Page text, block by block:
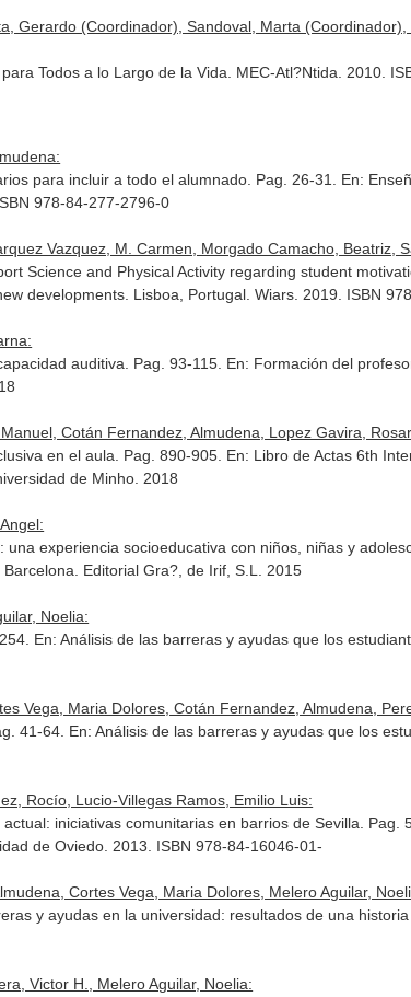
Gerardo (Coordinador), Sandoval, Marta
Todos a lo Largo de la Vida. MEC-Atl?Ntida. 2010.
para incluir a todo el alumnado. Pag. 26-31. En:
978-84-277-2796-0
Vazquez, M. Carmen, Morgado Camacho, Beatriz,
Science and Physical Activity regarding student
developments . Lisboa, Portugal. Wiars. 2019. ISBN
auditiva. Pag. 93-115. En: Formación del
Cotán Fernandez, Almudena, Lopez Gavira,
en el aula. Pag. 890-905. En: Libro de Actas 6th
de Minho. 2018
experiencia socioeducativa con niños, niñas y
. Barcelona. Editorial Gra?, de Irif, S.L. 2015
Noelia:
En: Análisis de las barreras y ayudas que los
Vega, Maria Dolores, Cotán Fernandez, Almudena,
41-64. En: Análisis de las barreras y ayudas que los
Rocío, Lucio-Villegas Ramos, Emilio Luis:
iniciativas comunitarias en barrios de Sevilla. Pag.
de Oviedo. 2013. ISBN 978-84-16046-01-
Cortes Vega, Maria Dolores, Melero Aguilar,
y ayudas en la universidad: resultados de una historia
Victor H., Melero Aguilar, Noelia: